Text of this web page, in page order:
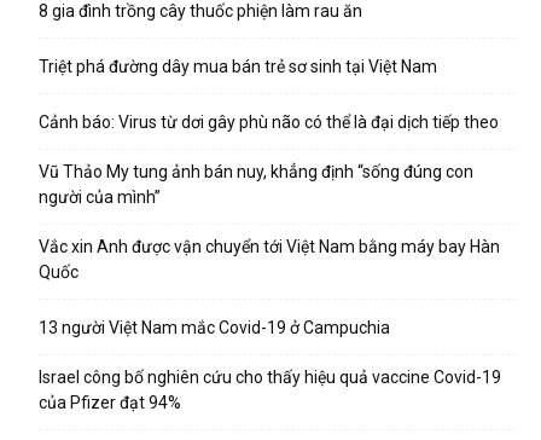
8 gia đình trồng cây thuốc phiện làm rau ăn
Triệt phá đường dây mua bán trẻ sơ sinh tại Việt Nam
Cảnh báo: Virus từ dơi gây phù não có thể là đại dịch tiếp theo
Vũ Thảo My tung ảnh bán nuy, khẳng định “sống đúng con
người của mình”
Vắc xin Anh được vận chuyển tới Việt Nam bằng máy bay Hàn
Quốc
13 người Việt Nam mắc Covid-19 ở Campuchia
Israel công bố nghiên cứu cho thấy hiệu quả vaccine Covid-19
của Pfizer đạt 94%